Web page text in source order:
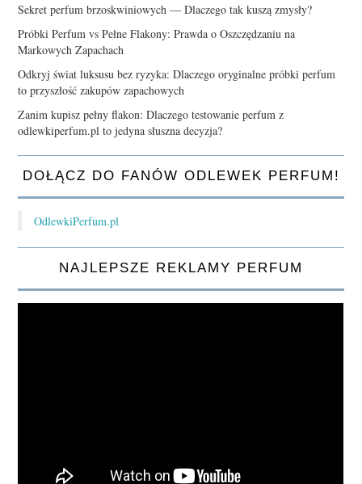
Sekret perfum brzoskwiniowych — Dlaczego tak kuszą zmysły?
Próbki Perfum vs Pełne Flakony: Prawda o Oszczędzaniu na
Markowych Zapachach
Odkryj świat luksusu bez ryzyka: Dlaczego oryginalne próbki perfum
to przyszłość zakupów zapachowych
Zanim kupisz pełny flakon: Dlaczego testowanie perfum z
odlewkiperfum.pl to jedyna słuszna decyzja?
DOŁĄCZ DO FANÓW ODLEWEK PERFUM!
OdlewkiPerfum.pl
NAJLEPSZE REKLAMY PERFUM